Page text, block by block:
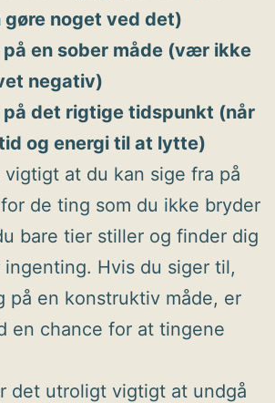
gøre noget ved det)
på en sober måde (vær ikke
negativ)
på det rigtige tidspunkt (når
og energi til at lytte)
at du kan sige fra på
de ting som du ikke bryder
bare tier stiller og finder dig
Hvis du siger til,
på en konstruktiv måde, er
en chance for at tingene
det utroligt vigtigt at undgå